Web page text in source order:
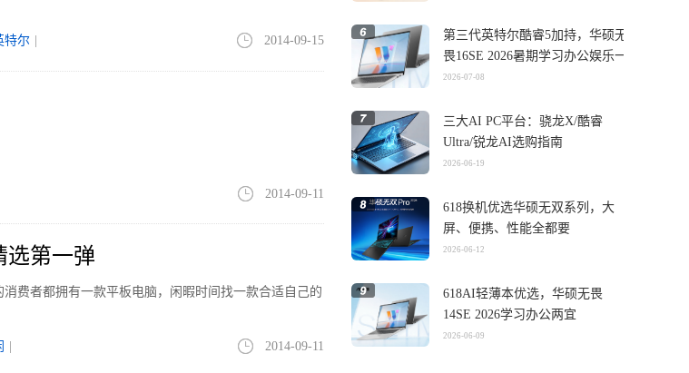
特尔 2014-09-15
2014-09-11
第一弹
费者都拥有一款平板电脑，闲暇时间找一款合适自己的
2014-09-11
第三代英特尔酷睿5加持，华硕无
畏16SE 2026暑期学习办公娱乐一
机搞定
2026-07-08
三大AI PC平台：骁龙X/酷睿
Ultra/锐龙AI选购指南
2026-06-19
618换机优选华硕无双系列，大
屏、便携、性能全都要
2026-06-12
618AI轻薄本优选，华硕无畏
14SE 2026学习办公两宜
2026-06-09